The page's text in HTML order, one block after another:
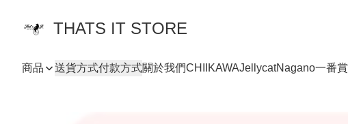
THATS IT STORE
商品 送貨方式付款方式關於我們CHIIKAWAJellycatNagano一番賞